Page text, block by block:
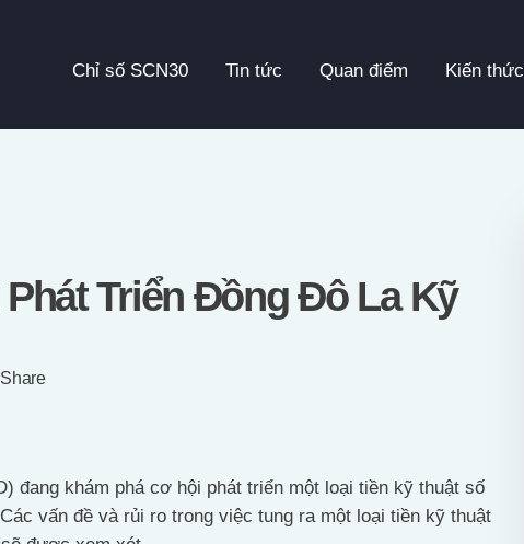
Chỉ số SCN30 Tin tức Quan điểm Kiến thức
VideoTriển Đồng Đô La Kỹ
Share
đang khám phá cơ hội phát triển một loại tiền kỹ thuật số
vấn đề và rủi ro trong việc tung ra một loại tiền kỹ thuật